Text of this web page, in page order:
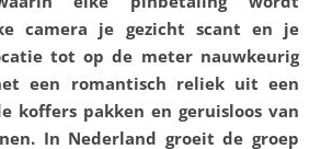
camera je gezicht scant en je
tot op de meter nauwkeurig
een romantisch reliek uit een
koffers pakken en geruisloos van
In Nederland groeit de groep